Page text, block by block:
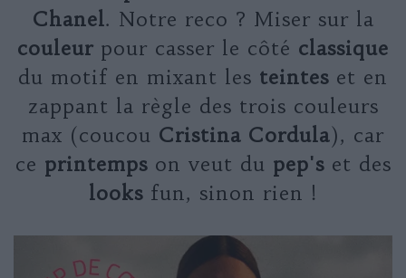
Chanel. Notre reco ? Miser sur la
couleur pour casser le côté classique
du motif en mixant les teintes et en
zappant la règle des trois couleurs
max (coucou Cristina Cordula), car
ce printempson veut du pep'set des
looks fun, sinon rien !